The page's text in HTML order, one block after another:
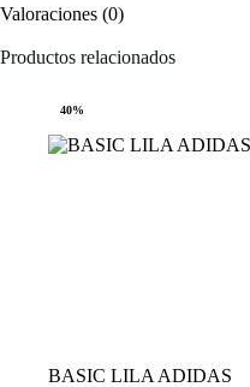
Valoraciones (0)
Productos relacionados
40%
BASIC LILA ADIDAS